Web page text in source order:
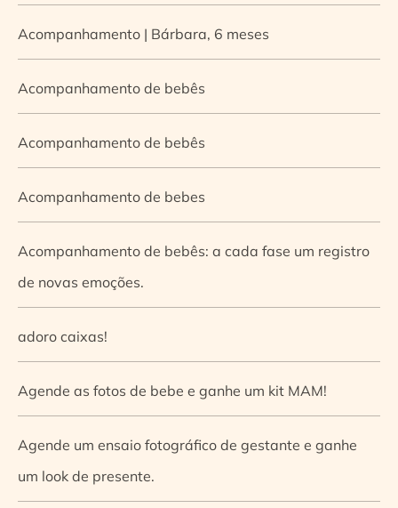
Acompanhamento | Bárbara, 6 meses
Acompanhamento de bebês
Acompanhamento de bebês
Acompanhamento de bebes
Acompanhamento de bebês: a cada fase um registro
de novas emoções.
adoro caixas!
Agende as fotos de bebe e ganhe um kit MAM!
Agende um ensaio fotográfico de gestante e ganhe
um look de presente.